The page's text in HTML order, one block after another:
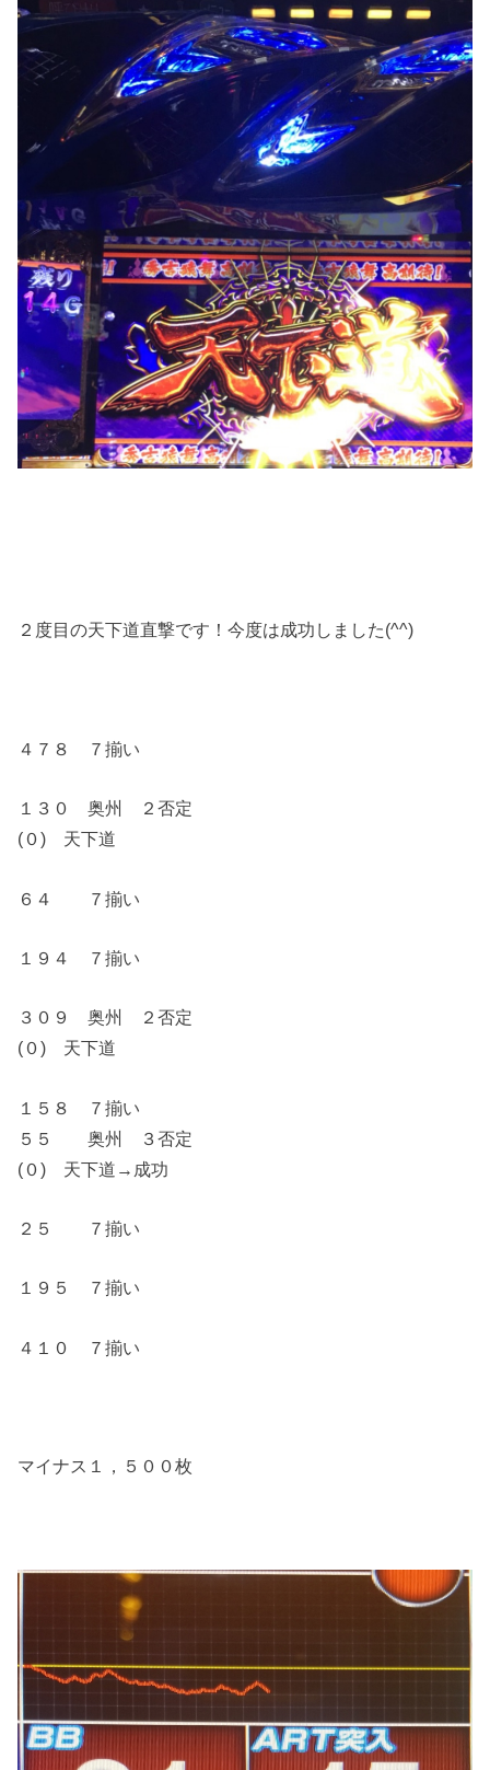
２度目の天下道直撃です！今度は成功しました(^^)
４７８ ７揃い
１３０ 奥州 ２否定
(０) 天下道
６４ ７揃い
１９４ ７揃い
３０９ 奥州 ２否定
(０) 天下道
１５８ ７揃い
５５ 奥州 ３否定
(０) 天下道→成功
２５ ７揃い
１９５ ７揃い
４１０ ７揃い
マイナス１，５００枚